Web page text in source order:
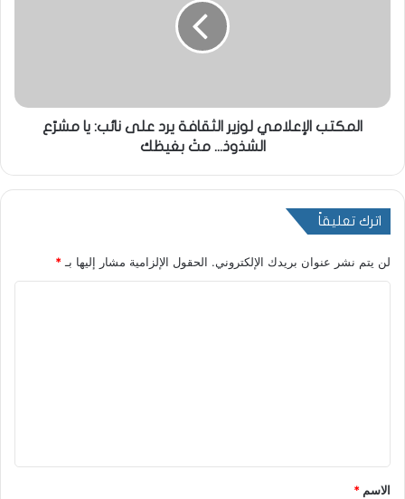
المكتب الإعلامي لوزير الثقافة يرد على نائب: يا مشرّع
الشذوذ... متْ بغيظك
اترك تعليقاً
لن يتم نشر عنوان بريدك الإلكتروني. الحقول الإلزامية مشار إليها بـ*
*
الاسم *